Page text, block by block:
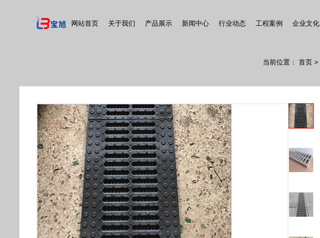
网站首页 关于我们 产品展示 新闻中心 行业动态 工程案例 企业文化
当前位置： 首页 >